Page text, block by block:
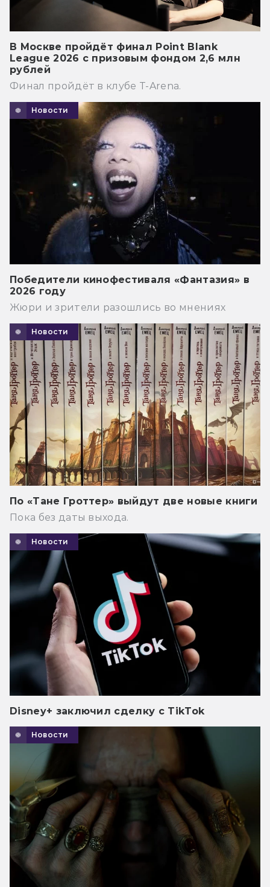
В Москве пройдёт финал Point Blank
League 2026 с призовым фондом 2,6 млн
рублей
Финал пройдёт в клубе T-Arena.
Новости
Победители кинофестиваля «Фантазия» в
2026 году
Жюри и зрители разошлись во мнениях
Новости
По «Тане Гроттер» выйдут две новые книги
Пока без даты выхода.
Новости
Disney+ заключил сделку с TikTok
Новости